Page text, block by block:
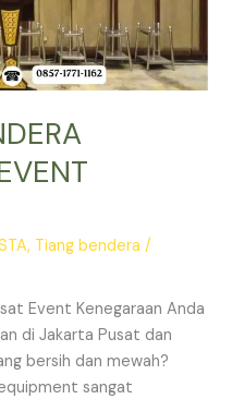
, Tiang bendera /
Event Kenegaraan Anda
di Jakarta Pusat dan
bersih dan mewah?
sangat